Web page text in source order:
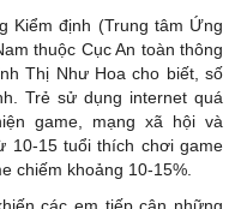
Kiểm định (Trung tâm Ứng
thuộc Cục An toàn thông
Thị Như Hoa cho biết, số
Trẻ sử dụng internet quá
game, mạng xã hội và
10-15 tuổi thích chơi game
chiếm khoảng 10-15%.